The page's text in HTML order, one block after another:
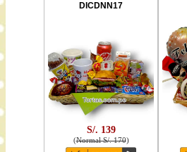
DICDNN17
S/. 139
(Normal S/. 170)